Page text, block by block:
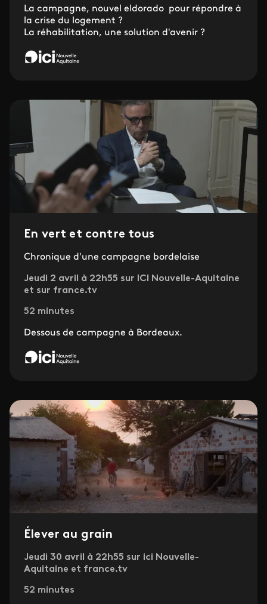
La campagne, nouvel eldorado pour répondre à
la crise du logement ?
La réhabilitation, une solution d'avenir ?
En vert et contre tous
Chronique d'une campagne bordelaise
Jeudi 2 avril à 22h55 sur ICI Nouvelle-Aquitaine
et sur france.tv
52 minutes
Dessous de campagne à Bordeaux.
Élever au grain
Jeudi 30 avril à 22h55 sur ici Nouvelle-
Aquitaine et france.tv
52 minutes